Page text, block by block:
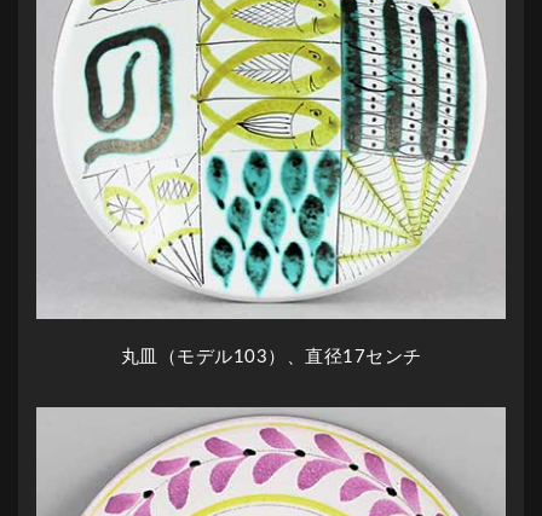
丸皿（モデル103）、直径17センチ